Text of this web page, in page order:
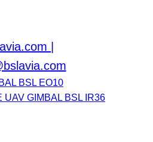
|
BSL EO10
UAV GIMBAL BSL IR36